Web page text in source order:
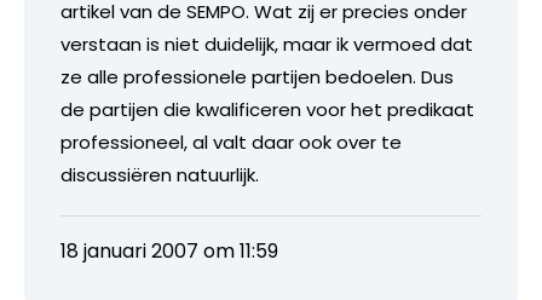
artikel van de SEMPO. Wat zij er precies onder
verstaan is niet duidelijk, maar ik vermoed dat
ze alle professionele partijen bedoelen. Dus
de partijen die kwalificeren voor het predikaat
professioneel, al valt daar ook over te
discussiëren natuurlijk.
18 januari 2007 om 11:59